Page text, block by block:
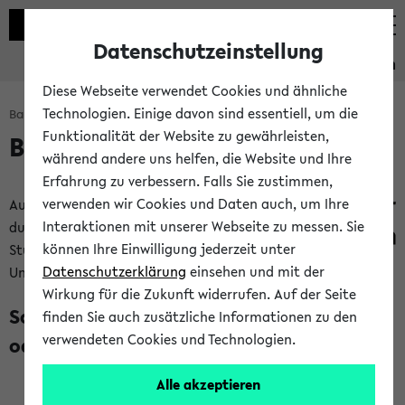
Studieninformation
Bachelorbaukasten: Start
Bachelorbaukasten
Auf dieser Seite kannst
du dir dein Bachelor
Studium an der
Universität Bielefeld Schritt für Schritt zusammenstellen:
Schritt 1: Studium mit Lehramtsoption
oder ohne?
Datenschutzeinstellung
Diese Webseite verwendet Cookies und ähnliche
Technologien. Einige davon sind essentiell, um die
Funktionalität der Website zu gewährleisten,
während andere uns helfen, die Website und Ihre
Erfahrung zu verbessern. Falls Sie zustimmen,
verwenden wir Cookies und Daten auch, um Ihre
Interaktionen mit unserer Webseite zu messen. Sie
können Ihre Einwilligung jederzeit unter
Datenschutzerklärung einsehen und mit der
Wirkung für die Zukunft widerrufen. Auf der Seite
finden Sie auch zusätzliche Informationen zu den
verwendeten Cookies und Technologien.
Alle akzeptieren